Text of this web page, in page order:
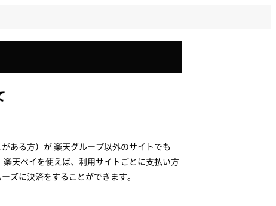
ある方）が 楽天グループ以外のサイトでも
天ペイを使えば、利用サイトごとに支払い方
ズに決済をすることができます。